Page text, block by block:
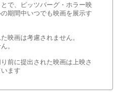
で、ピッツバーグ・ホラー映
期間中いつでも映画を展示す
映画は考慮されません。
。
前に提出された映画は上映さ
ます